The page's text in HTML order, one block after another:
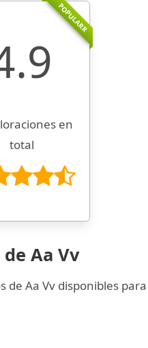
POPULARR
en
total
Aa Vv
Aa Vv disponibles